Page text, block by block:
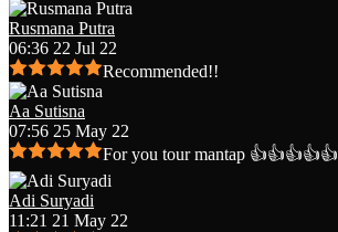
Rusmana Putra
06:36 22 Jul 22
Recommended!!
Aa Sutisna
07:56 25 May 22
For you tour mantap 👍👍👍👍👍
Adi Suryadi
11:21 21 May 22